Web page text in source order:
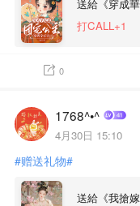
送給《穿成
打CALL+1
0
1768^•^
4月30日 15:10
#赠送礼物#
送給《我搶